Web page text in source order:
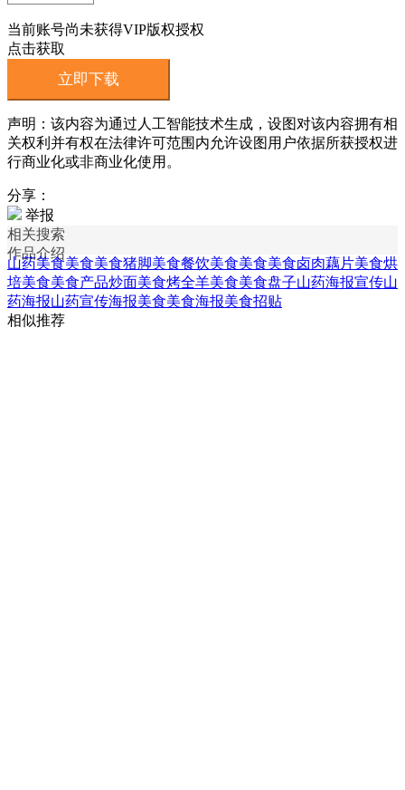
当前账号尚未获得VIP版权授权
点击获取
立即下载
声明：该内容为通过人工智能技术生成，设图对该内容拥有相
关权利并有权在法律许可范围内允许设图用户依据所获授权进
行商业化或非商业化使用。
分享：
举报
相关搜索
作品介绍
山药美食美食美食猪脚美食餐饮美食美食美食卤肉藕片美食烘
培美食美食产品炒面美食烤全羊美食美食盘子山药海报宣传山
药海报山药宣传海报美食美食海报美食招贴
相似推荐